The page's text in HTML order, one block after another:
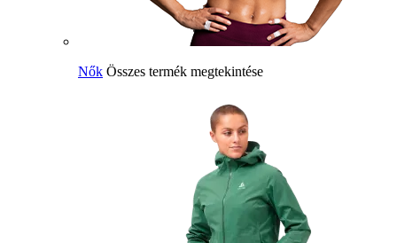
Nők Összes termék megtekintése